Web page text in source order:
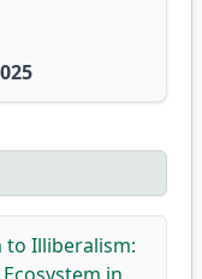
to Illiberalism: